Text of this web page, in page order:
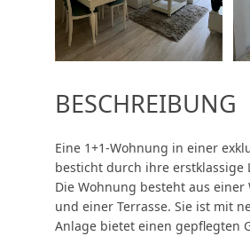
BESCHREIBUNG
Eine 1+1-Wohnung in einer
besticht durch ihre
Die Wohnung besteht aus
und einer Terrasse. Sie ist mit
Anlage bietet einen gepflegten